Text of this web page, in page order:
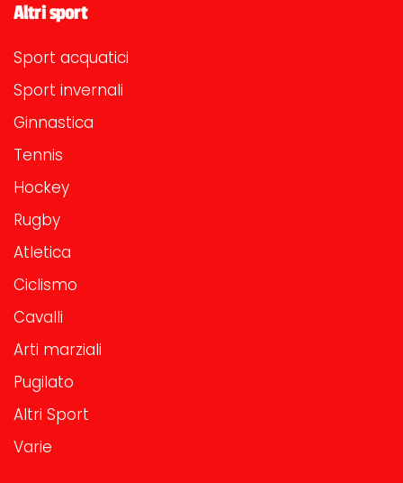
Altri sport
Sport acquatici
Sport invernali
Ginnastica
Tennis
Hockey
Rugby
Atletica
Ciclismo
Cavalli
Arti marziali
Pugilato
Altri Sport
Varie